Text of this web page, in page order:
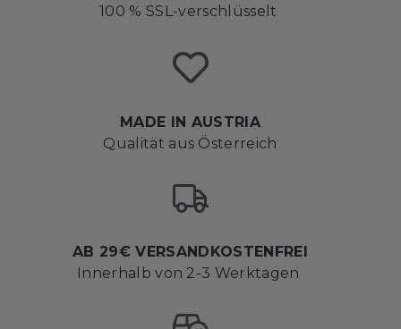
100 % SSL-verschlüsselt
MADE IN AUSTRIA
Qualität aus Österreich
AB 29€ VERSANDKOSTENFREI
Innerhalb von 2-3 Werktagen